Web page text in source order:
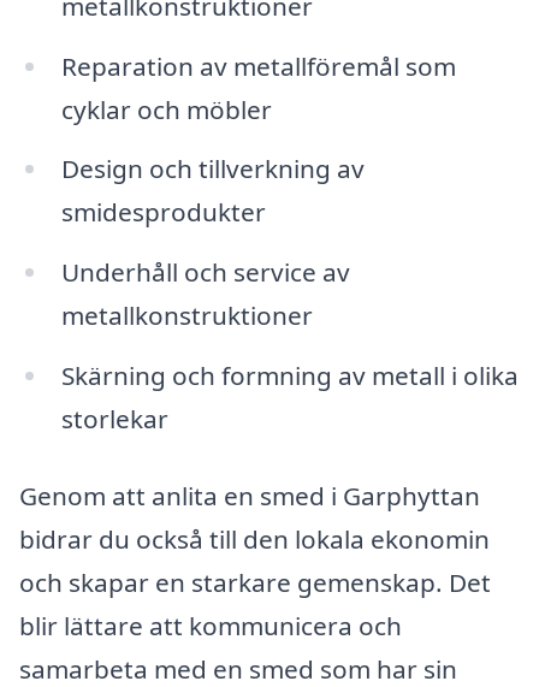
Reparation av metallföremål som
cyklar och möbler
Design och tillverkning av
smidesprodukter
Underhåll och service av
metallkonstruktioner
Skärning och formning av metall i olika
storlekar
Genom att anlita en smed i Garphyttan
bidrar du också till den lokala ekonomin
och skapar en starkare gemenskap. Det
blir lättare att kommunicera och
samarbeta med en smed som har sin